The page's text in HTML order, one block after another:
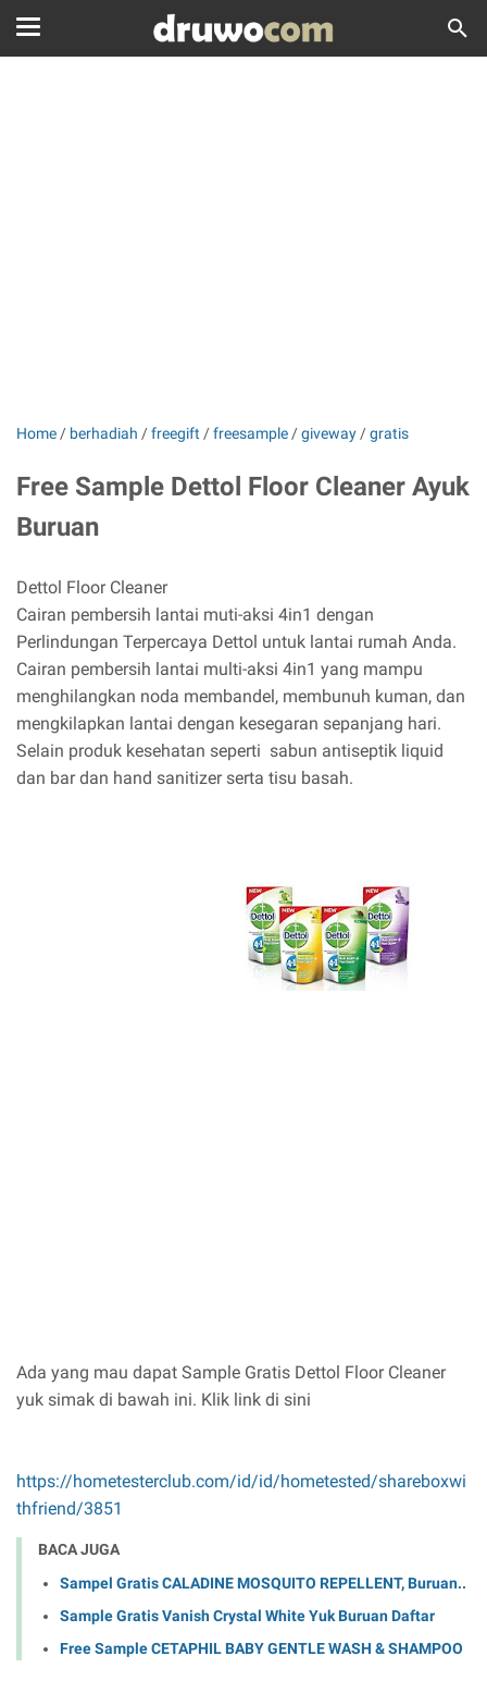
Home / berhadiah /freegift /freesample /giveway /gratis
Free Sample Dettol Floor Cleaner Ayuk
Buruan
Dettol Floor Cleaner
Cairan pembersih lantai muti-aksi 4in1 dengan
Perlindungan Terpercaya Dettol untuk lantai rumah Anda.
Cairan pembersih lantai multi-aksi 4in1 yang mampu
menghilangkan noda membandel, membunuh kuman, dan
mengkilapkan lantai dengan kesegaran sepanjang hari.
Selain produk kesehatan seperti sabun antiseptik liquid
dan bar dan hand sanitizer serta tisu basah.
Ada yang mau dapat Sample Gratis Dettol Floor Cleaner
yuk simak di bawah ini. Klik link di sini
https://hometesterclub.com/id/id/hometested/shareboxwi
thfriend/3851
BACA JUGA
Sampel Gratis CALADINE MOSQUITO REPELLENT, Buruan..
Sample Gratis Vanish Crystal White Yuk Buruan Daftar
Free Sample CETAPHIL BABY GENTLE WASH & SHAMPOO